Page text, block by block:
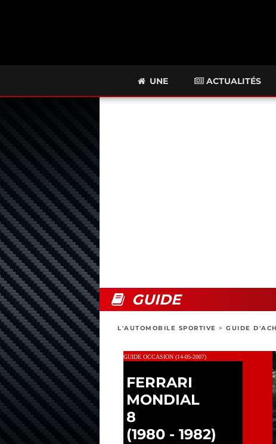
UNE ACTUALITÉS
GUIDE
L'AUTOMOBILE SPORTIVE > GUIDE
GUIDE OCCASION (14-05-2007)
FERRARI
MONDIAL
8
(1980 - 1982)